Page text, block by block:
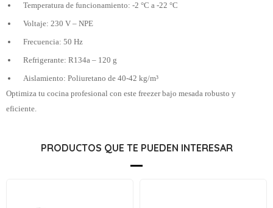
Temperatura de funcionamiento: -2 °C a -22 °C
Voltaje: 230 V – NPE
Frecuencia: 50 Hz
Refrigerante: R134a – 120 g
Aislamiento: Poliuretano de 40-42 kg/m³
Optimiza tu cocina profesional con este freezer bajo mesada robusto y
eficiente.
PRODUCTOS QUE TE PUEDEN INTERESAR